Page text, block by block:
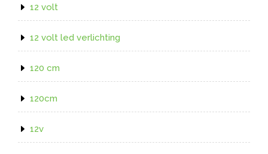
12 volt
12 volt led verlichting
120 cm
120cm
12v